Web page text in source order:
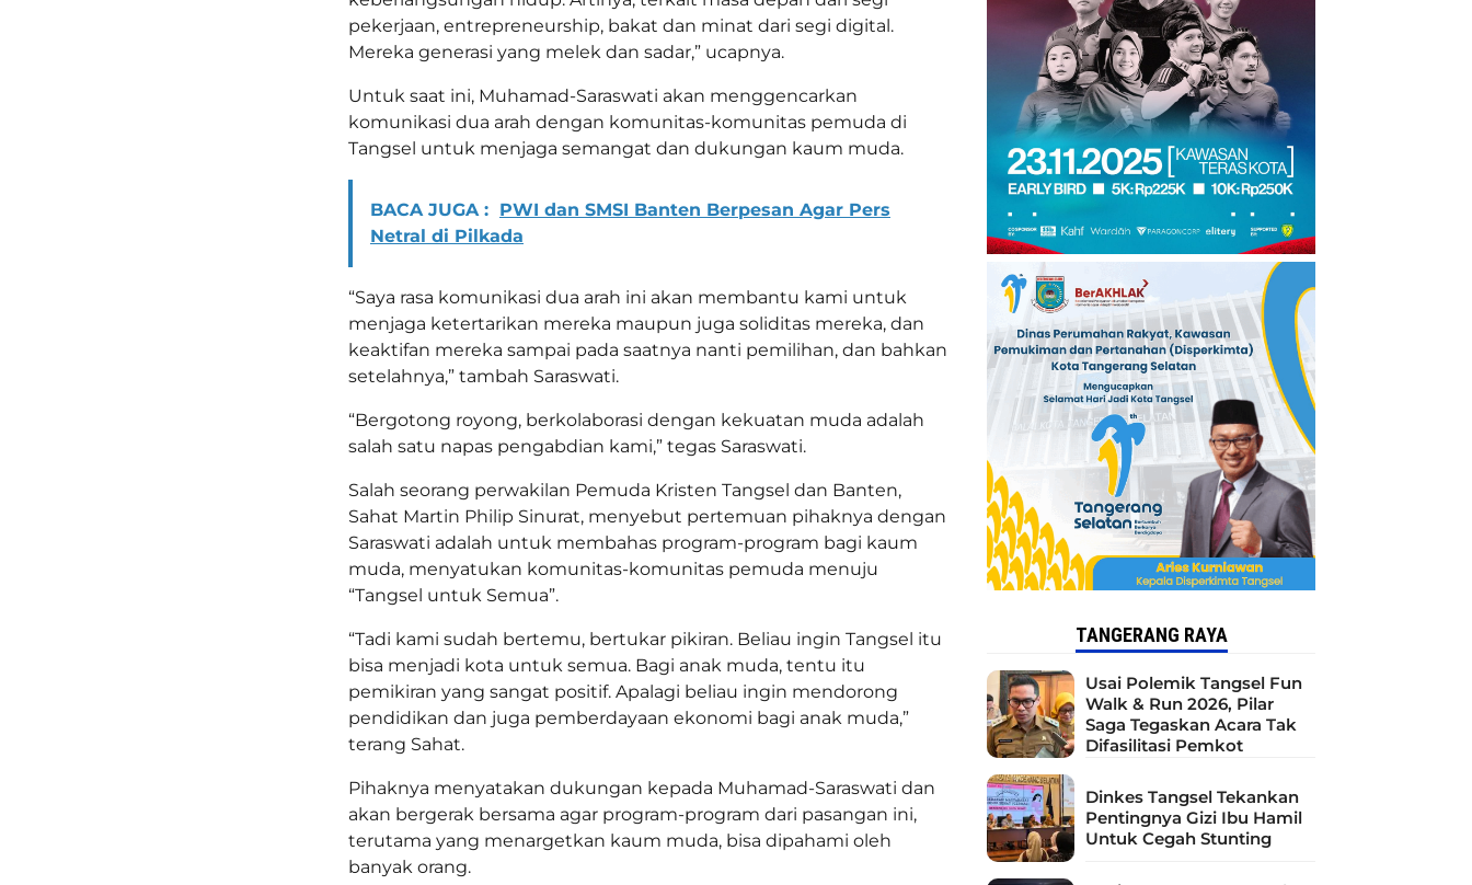
pekerjaan, entrepreneurship, bakat dan minat dari segi digital.
Mereka generasi yang melek dan sadar,” ucapnya.
Untuk saat ini, Muhamad-Saraswati akan menggencarkan
komunikasi dua arah dengan komunitas-komunitas pemuda di
Tangsel untuk menjaga semangat dan dukungan kaum muda.
BACA JUGA : PWI dan SMSI Banten Berpesan Agar Pers
Netral di Pilkada
“Saya rasa komunikasi dua arah ini akan membantu kami untuk
menjaga ketertarikan mereka maupun juga soliditas mereka, dan
keaktifan mereka sampai pada saatnya nanti pemilihan, dan bahkan
setelahnya,” tambah Saraswati.
“Bergotong royong, berkolaborasi dengan kekuatan muda adalah
salah satu napas pengabdian kami,” tegas Saraswati.
Salah seorang perwakilan Pemuda Kristen Tangsel dan Banten,
Sahat Martin Philip Sinurat, menyebut pertemuan pihaknya dengan
Saraswati adalah untuk membahas program-program bagi kaum
muda, menyatukan komunitas-komunitas pemuda menuju
“Tangsel untuk Semua”.
“Tadi kami sudah bertemu, bertukar pikiran. Beliau ingin Tangsel itu
bisa menjadi kota untuk semua. Bagi anak muda, tentu itu
pemikiran yang sangat positif. Apalagi beliau ingin mendorong
pendidikan dan juga pemberdayaan ekonomi bagi anak muda,”
terang Sahat.
Pihaknya menyatakan dukungan kepada Muhamad-Saraswati dan
akan bergerak bersama agar program-program dari pasangan ini,
terutama yang menargetkan kaum muda, bisa dipahami oleh
banyak orang.
TANGERANG RAYA
Usai Polemik Tangsel Fun
Walk & Run 2026, Pilar
Saga Tegaskan Acara Tak
Difasilitasi Pemkot
Dinkes Tangsel Tekankan
Pentingnya Gizi Ibu Hamil
Untuk Cegah Stunting